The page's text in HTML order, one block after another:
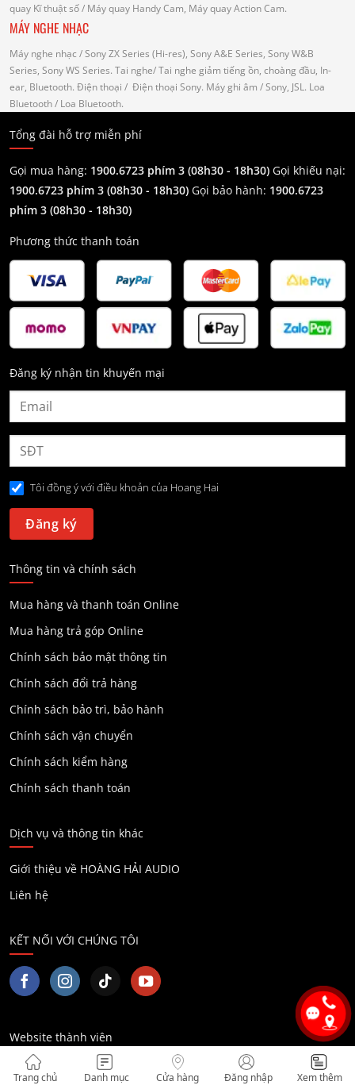
quay Kĩ thuật số/ Máy quay Handy Cam, Máy quay Action Cam.
MÁY NGHE NHẠC
Máy nghe nhạc / Sony ZX Series (Hi-res), Sony A&E Series, Sony W&B
Series, Sony WS Series. Tai nghe/ Tai nghe giảm tiếng ồn, choàng đầu, In-
ear, Bluetooth. Điện thoại / Điện thoại Sony. Máy ghi âm / Sony, JSL. Loa
Bluetooth/ Loa Bluetooth.
Tổng đài hỗ trợ miễn phí
Gọi mua hàng: 1900.6723 phím 3 (08h30 - 18h30) Gọi khiếu nại:
1900.6723 phím 3 (08h30 - 18h30) Gọi bảo hành: 1900.6723
phím 3 (08h30 - 18h30)
Phương thức thanh toán
Đăng ký nhận tin khuyến mại
Tôi đồng ý với điều khoản của Hoang Hai
Thông tin và chính sách
Mua hàng và thanh toán Online
Mua hàng trả góp Online
Chính sách bảo mật thông tin
Chính sách đổi trả hàng
Chính sách bảo trì, bảo hành
Chính sách vận chuyển
Chính sách kiểm hàng
Chính sách thanh toán
Dịch vụ và thông tin khác
Giới thiệu về HOÀNG HẢI AUDIO
Liên hệ
KẾT NỐI VỚI CHÚNG TÔI
Website thành viên
Hệ thống bảo hành sửa chữa thiết bị âm thanh
Trang chủ Danh mục Cửa hàng Đăng nhập Xem thêm